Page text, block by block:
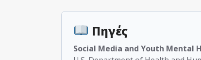
Πηγές
Social Media and Youth Mental